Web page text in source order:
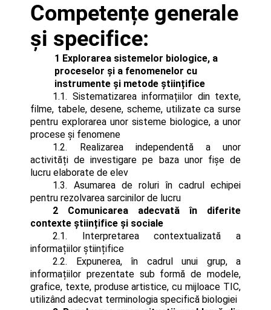
Competențe generale
și specifice:
1 Explorarea sistemelor biologice, a
proceselor și a fenomenelor cu
instrumente și metode științifice
1.1. Sistematizarea informațiilor din texte,
filme, tabele, desene, scheme, utilizate ca surse
pentru explorarea unor sisteme biologice, a unor
procese și fenomene
1.2. Realizarea independentă a unor
activități de investigare pe baza unor fișe de
lucru elaborate de elev
1.3. Asumarea de roluri în cadrul echipei
pentru rezolvarea sarcinilor de lucru
2 Comunicarea adecvată în diferite
contexte științifice și sociale
2.1. Interpretarea contextualizată a
informațiilor științifice
2.2. Expunerea, în cadrul unui grup, a
informațiilor prezentate sub formă de modele,
grafice, texte, produse artistice, cu mijloace TIC,
utilizând adecvat terminologia specifică biologiei